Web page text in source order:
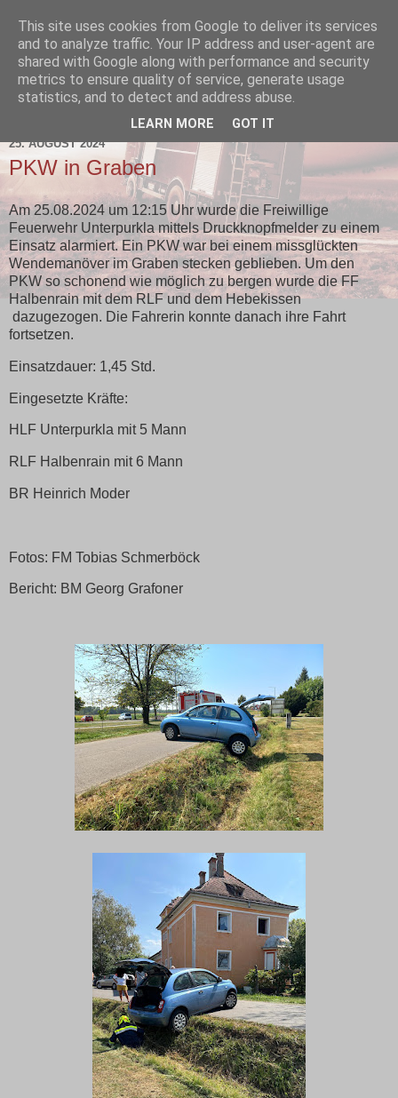
25. AUGUST 2024
PKW in Graben
Am 25.08.2024 um 12:15 Uhr wurde die Freiwillige
Feuerwehr Unterpurkla mittels Druckknopfmelder zu einem
Einsatz alarmiert. Ein PKW war bei einem missglückten
Wendemanöver im Graben stecken geblieben. Um den
PKW so schonend wie möglich zu bergen wurde die FF
Halbenrain mit dem RLF und dem Hebekissen
dazugezogen. Die Fahrerin konnte danach ihre Fahrt
fortsetzen.
Einsatzdauer: 1,45 Std.
Eingesetzte Kräfte:
HLF Unterpurkla mit 5 Mann
RLF Halbenrain mit 6 Mann
BR Heinrich Moder
Fotos: FM Tobias Schmerböck
Bericht: BM Georg Grafoner
This site uses cookies from Google to deliver its services
and to analyze traffic. Your IP address and user-agent are
shared with Google along with performance and security
metrics to ensure quality of service, generate usage
statistics, and to detect and address abuse.
LEARN MORE GOT IT